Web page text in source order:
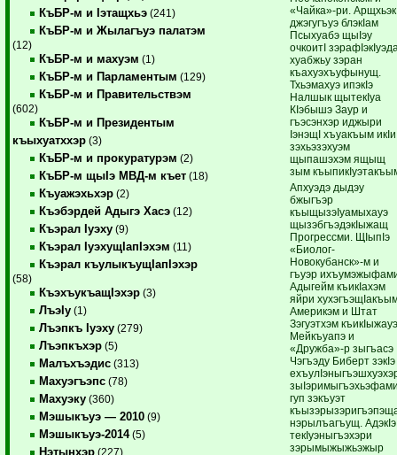
КъБР-м и Iэтащхьэ (241)
КъБР-м и Жылагъуэ палатэм
(12)
КъБР-м и махуэм (1)
КъБР-м и Парламентым (129)
КъБР-м и Правительствэм
(602)
КъБР-м и Президентым
къыхуатххэр (3)
КъБР-м и прокуратурэм (2)
КъБР-м щыIэ МВД-м къет (18)
Къуажэхьхэр (2)
Къэбэрдей Адыгэ Хасэ (12)
Къэрал Iуэху (9)
Къэрал IуэхущIапIэхэм (11)
Къэрал къулыкъущIапIэхэр
(58)
КъэхъукъащIэхэр (3)
ЛъэIу (1)
Лъэпкъ Iуэху (279)
Лъэпкъхэр (5)
Малъхъэдис (313)
Махуэгъэпс (78)
Махуэку (360)
Мэшыкъуэ — 2010 (9)
Мэшыкъуэ-2014(5)
Нэтынхэр (227)
«Чайка»-ри.
джэгугъуэ блэкIам
Псыхуабэ щыIэу
очкоитI
хуабжьу зэран
къахуэхъуфынущ.
Тхьэмахуэ ипэкIэ
Налшык щытекIуа
КIэбышэ Заур и
гъэсэнхэр иджыри
IэнэщI хъуакъым икIи
зэхьэзэхуэм
щыпашэхэм ящыщ
зым
Апхуэдэ дыдэу
бжыгъэр
къыщызэIуамыхауэ
щызэбгъэдэкIыжащ
Прогрессми. ЩIыпIэ
«Биолог-
Новокубанск»-м и
гъуэр
Адыгейм къикIахэм
яйри
Америкэм и Штат
Зэгуэтхэм
Мейкъуапэ и
«Дружба»-р зыгъасэ
Чэгъэду Биберт зэкIэ
гуп зэкъуэт
нэрылъагъущ. АдэкIэ
текIуэныгъэхэри
зэрымыжыжьэжыр